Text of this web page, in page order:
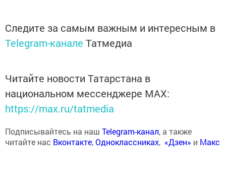
Следите за самым важным и интересным в
Telegram-канале Татмедиа
Читайте новости Татарстана в
национальном мессенджере MАХ:
https://max.ru/tatmedia
Подписывайтесь на наш Telegram-канал, а также
читайте нас Вконтакте,Одноклассниках, «Дзен» и Макс